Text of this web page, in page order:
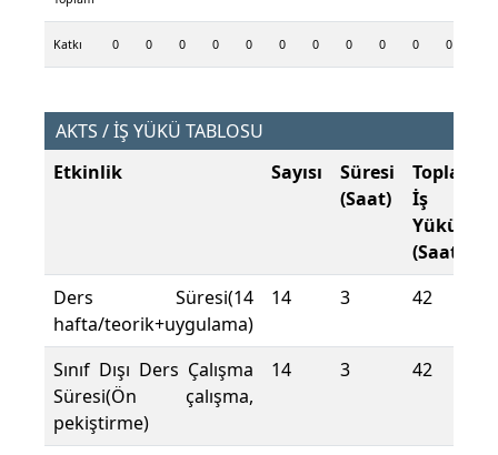
Katkı 0 0 0 0 0 0 0 0 0 0 0
AKTS / İŞ YÜKÜ TABLOSU
Etkinlik
Sayısı
Süresi
(Saat)
Toplam
İş
Yükü
(Saat)
Ders Süresi(14
hafta/teorik+uygulama)
14 3 42
Sınıf Dışı Ders Çalışma
Süresi(Ön çalışma,
pekiştirme)
14 3 42